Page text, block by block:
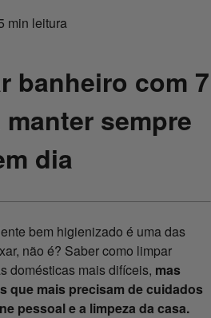
min leitura
banheiro com 7
sempre
dia
bem higienizado é uma das
não é? Saber como limpar
domésticas mais difíceis, mas
que mais precisam de cuidados
pessoal e a limpeza da casa.